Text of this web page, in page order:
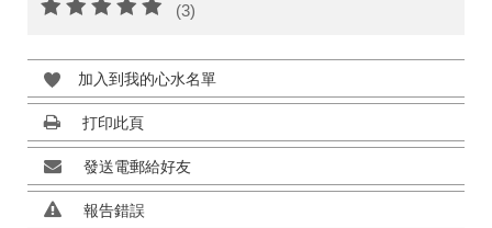
(3)
加入到我的心水名單
打印此頁
發送電郵給好友
報告錯誤